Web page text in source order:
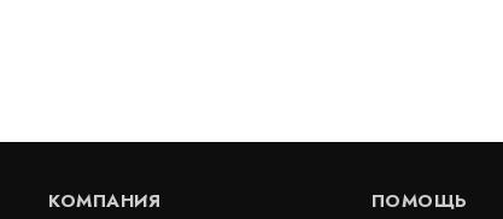
КОМПАНИЯ ПОМОЩЬ